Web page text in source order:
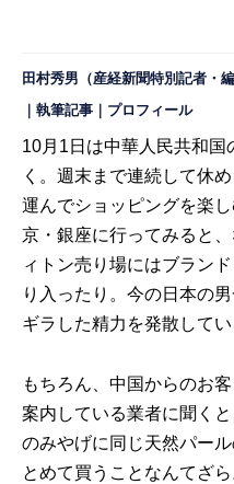
田村秀男（産経新聞特別記者・編
｜執筆記事 プロフィール
10月1日は中華人民共和
く。週末まで連続して休
運んでショッピングを楽
京・銀座に行ってみると
ィトン売り場にはブラン
り入ったり。今の日本の
ギラした精力を発散してい
もちろん、中国からのお
案内している業者に聞く
のみやげに同じ天然パー
とめて買うことなんてざ